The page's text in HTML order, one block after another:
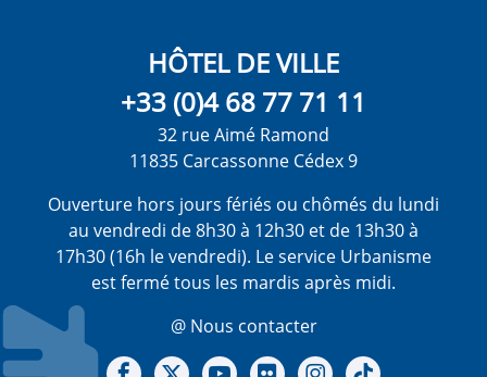
HÔTEL DE VILLE
+33 (0)4 68 77 71 11
32 rue Aimé Ramond
11835 Carcassonne Cédex 9
Ouverture hors jours fériés ou chômés du lundi
au vendredi de 8h30 à 12h30 et de 13h30 à
17h30 (16h le vendredi). Le service Urbanisme
est fermé tous les mardis après midi.
@ Nous contacter
Notre Facebook
Notre X - (twitter)
Notre chaine Youtube
Notre Gallerie sur Flickr
Notre Instagram